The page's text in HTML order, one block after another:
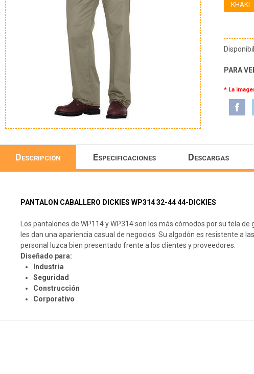
PARA
* La
Descripción Especificaciones Descargas
PANTALON CABALLERO DICKIES WP314 32-44 44-DICKIES
Los pantalones de WP114 y WP314 son los más cómodos por su tela
les dan una apariencia casual de negocios. Su algodón es resistente a
personal luzca bien presentado frente a los clientes y proveedores.
Diseñado para:
Industria
Seguridad
Construcción
Corporativo